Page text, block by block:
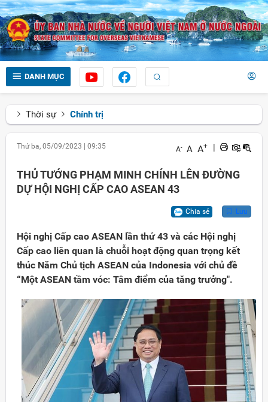
DANH MỤC
Thời sự Chính trị
Thứ ba, 05/09/2023 09:35 A- A A+ |
THỦ TƯỚNG PHẠM MINH CHÍNH LÊN ĐƯỜNG
DỰ HỘI NGHỊ CẤP CAO ASEAN 43
Chia sẻ Lưu
Hội nghị Cấp cao ASEAN lần thứ 43 và các Hội nghị
Cấp cao liên quan là chuỗi hoạt động quan trọng kết
thúc Năm Chủ tịch ASEAN của Indonesia với chủ đề
“Một ASEAN tầm vóc: Tâm điểm của tăng trưởng".